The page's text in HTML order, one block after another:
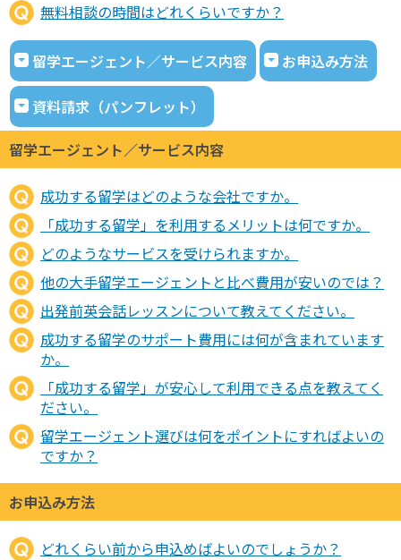
無料相談の時間はどれくらいですか？
留学エージェント／サービス内容 お申込み方法
資料請求（パンフレット）
留学エージェント／サービス内容
成功する留学はどのような会社ですか。
「成功する留学」を利用するメリットは何ですか。
どのようなサービスを受けられますか。
他の大手留学エージェントと比べ費用が安いのでは？
出発前英会話レッスンについて教えてください。
成功する留学のサポート費用には何が含まれています
か。
「成功する留学」が安心して利用できる点を教えてく
ださい。
留学エージェント選びは何をポイントにすればよいの
ですか？
お申込み方法
どれくらい前から申込めばよいのでしょうか？